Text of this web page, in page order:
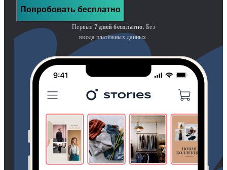
Попробовать бесплатно
Первые 7 дней бесплатно . Без
ввода платёжных данных.